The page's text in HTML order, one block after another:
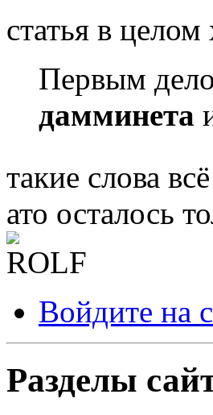
статья в
Первым
дамминета
такие слова
ато осталось
Войдите на
Разделы